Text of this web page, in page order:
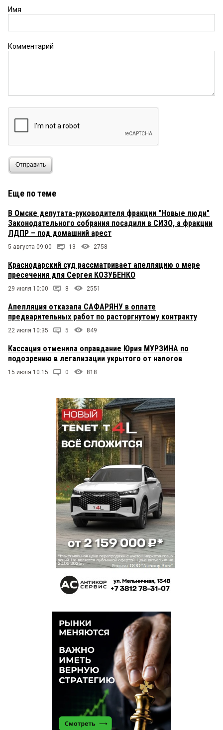
Имя
Комментарий
Отправить
Еще по теме
В Омске депутата-руководителя фракции "Новые люди"
Законодательного собрания посадили в СИЗО, а фракции
ЛДПР – под домашний арест
5 августа 09:00 13 2758
Краснодарский суд рассматривает апелляцию о мере
пресечения для Сергея КОЗУБЕНКО
29 июля 10:00 8 2551
Апелляция отказала САФАРЯНУ в оплате
предварительных работ по расторгнутому контракту
22 июля 10:35 5 849
Кассация отменила оправдание Юрия МУРЗИНА по
подозрению в легализации укрытого от налогов
15 июля 10:15 0 818